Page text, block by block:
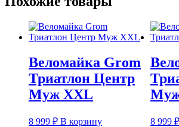
Веломайка Grom
Триатлон Центр
Муж XXL
8 999 ₽ В корзину 8 999 ₽